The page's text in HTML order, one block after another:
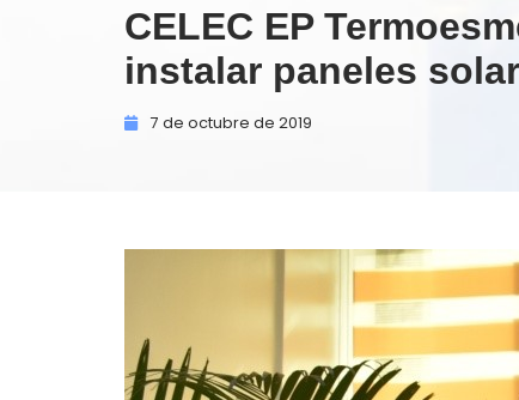
CELEC EP
instalar paneles
7 de octubre de 2019